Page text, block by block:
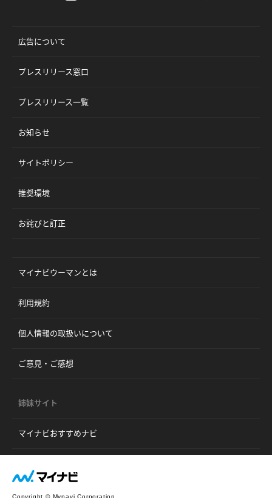
広告について
プレスリリース窓口
プレスリリース一覧
お知らせ
サイトポリシー
推奨環境
お詫びと訂正
マイナビウーマンとは
利用規約
個人情報の取扱いについて
ご意見・ご感想
姉妹サイト
マイナビおすすめナビ
Copyright © Mynavi Corporation